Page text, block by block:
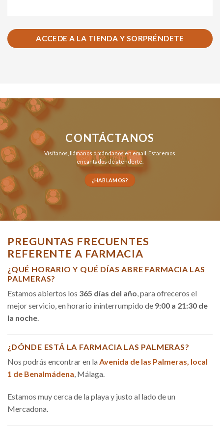
ACCEDE A LA TIENDA Y SORPRÉNDETE
CONTÁCTANOS
Visítanos, llámanosomándanos en email . Estaremos
encantados de atenderte.
¿HABLAMOS?
PREGUNTAS FRECUENTES
REFERENTE A FARMACIA
¿QUÉ HORARIO Y QUÉ DÍAS ABRE FARMACIA LAS
PALMERAS?
Estamos abiertos los 365 días del año, para ofreceros el
mejor servicio, en horario ininterrumpido de 9:00 a 21:30 de
la noche.
¿DÓNDE ESTÁ LA FARMACIA LAS PALMERAS?
Nos podrás encontrar en la Avenida de las Palmeras, local
1 de Benalmádena, Málaga.
Estamos muy cerca de la playa y justo al lado de un
Mercadona.